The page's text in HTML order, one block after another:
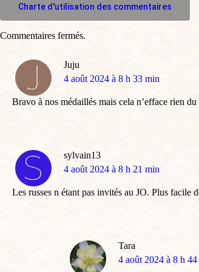
Charte d'utilisation des commentaires
Juju
dit
4 août 2024 à 8 h 33 min
Bravo à nos médaillés mais cela n’efface rien
sylvain13
dit
4 août 2024 à 8 h 21 min
Les russes n étant pas invités au JO. Plus facile
Tara
dit
4 août 2024 à 8 h
Commentaires fermés.